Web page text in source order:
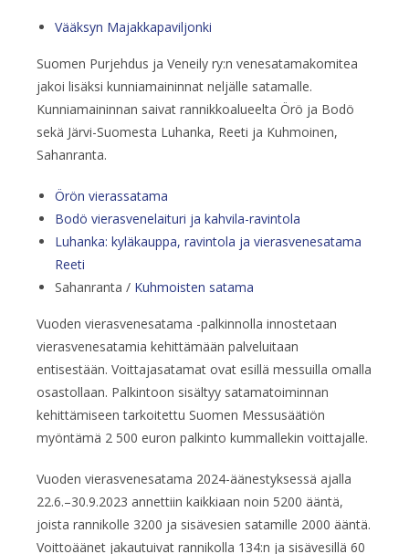
Vääksyn Majakkapaviljonki
Suomen Purjehdus ja Veneily ry:n venesatamakomitea
jakoi lisäksi kunniamaininnat neljälle satamalle.
Kunniamaininnan saivat rannikkoalueelta Örö ja Bodö
sekä Järvi-Suomesta Luhanka, Reeti ja Kuhmoinen,
Sahanranta.
Örön vierassatama
Bodö vierasvenelaituri ja kahvila-ravintola
Luhanka: kyläkauppa, ravintola ja vierasvenesatama
Reeti
Sahanranta / Kuhmoisten satama
Vuoden vierasvenesatama -palkinnolla innostetaan
vierasvenesatamia kehittämään palveluitaan
entisestään. Voittajasatamat ovat esillä messuilla omalla
osastollaan. Palkintoon sisältyy satamatoiminnan
kehittämiseen tarkoitettu Suomen Messusäätiön
myöntämä 2 500 euron palkinto kummallekin voittajalle.
Vuoden vierasvenesatama 2024-äänestyksessä ajalla
22.6.–30.9.2023 annettiin kaikkiaan noin 5200 ääntä,
joista rannikolle 3200 ja sisävesien satamille 2000 ääntä.
Voittoäänet jakautuivat rannikolla 134:n ja sisävesillä 60